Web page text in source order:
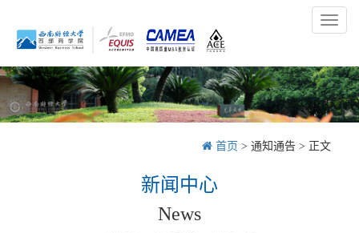
Toggle
首页 > 通知通告 > 正文
新闻中心
News